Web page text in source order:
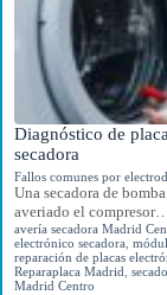
Diagnóstico de
secadora
Fallos comunes por
Una secadora de
averiado el
avería secadora Madrid
electrónico secadora
reparación de placas
Reparaplaca Madrid
Madrid Centro